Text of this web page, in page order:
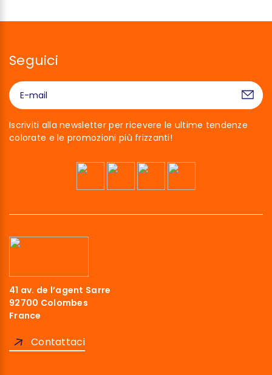
Seguici
Iscriviti alla newsletter per ricevere le ultime tendenze
colorate e le promozioni più frizzanti!
41 av. de l’agent Sarre
92700 Colombes
France
Contattaci